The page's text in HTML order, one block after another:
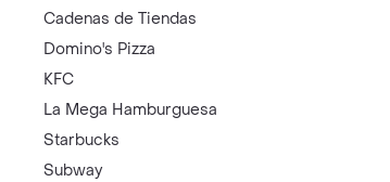
Cadenas de Tiendas
Domino's Pizza
KFC
La Mega Hamburguesa
Starbucks
Subway